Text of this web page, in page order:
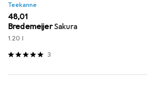
Teekanne
EUR
48,01
Bredemeijer Sakura
1.20 l
3